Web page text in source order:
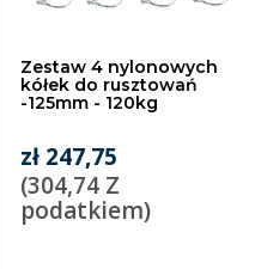
Zestaw 4 nylonowych
kółek do rusztowań
-125mm - 120kg
zł 247,75
(304,74 Z
podatkiem)